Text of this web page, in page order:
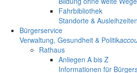
Fahrbibliothek
Standorte & Ausleihzeiten
Bürgerservice
Verwaltung, Gesundheit & Politik
Rathaus
Anliegen A bis Z
Informationen für Bürger